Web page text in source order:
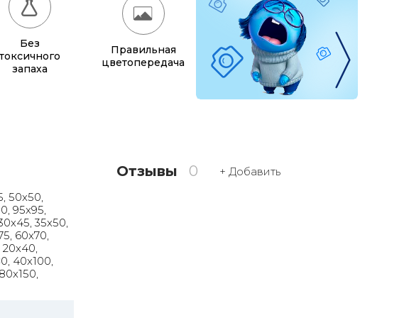
885 грн.
990 грн.
1 580 грн.
1 830 грн.
Без
токсичного
запаха
Правильная
цветопередача
50x50,
95x95,
35x50,
60x70,
20x40,
40x100,
Отзывы 0 + Добавить